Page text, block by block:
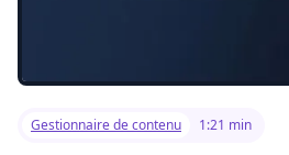
Gestionnaire de contenu 1:21 min